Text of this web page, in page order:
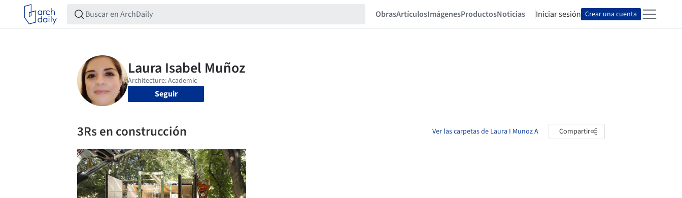
ObrasArtículosImágenesProductosNoticias Iniciar sesión Crear una cuenta
Seguir
3Rs en construcción Ver las carpetas de Laura I Munoz A Compartir